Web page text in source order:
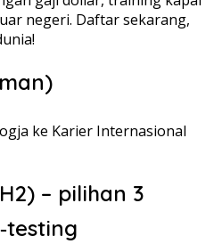
negeri. Daftar sekarang,
ke Karier Internasional
– pilihan 3